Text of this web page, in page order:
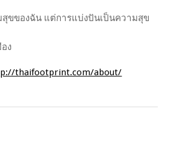
สุขของฉัน แต่การแบ่งปันเป็นความสุข
ง
thaifootprint.com/about/